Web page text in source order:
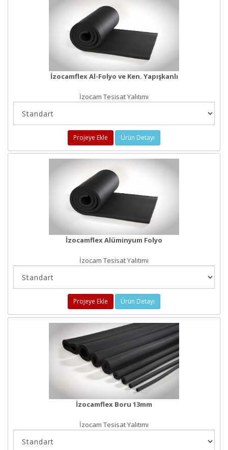
İzocamflex Al-Folyo ve Ken. Yapışkanlı
İzocam Tesisat Yalıtımı
Projeye Ekle Ürün Detayı
İzocamflex Alüminyum Folyo
İzocam Tesisat Yalıtımı
Projeye Ekle Ürün Detayı
İzocamflex Boru 13mm
İzocam Tesisat Yalıtımı